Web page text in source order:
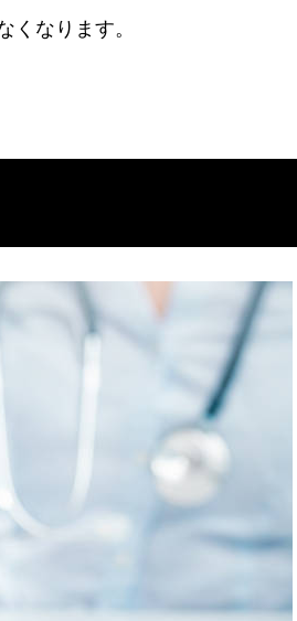
くなります。